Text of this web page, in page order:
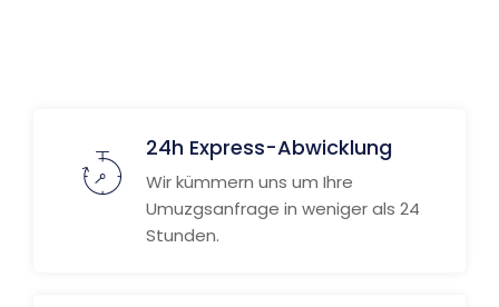
24h Express-Abwicklung
Wir kümmern uns um Ihre
Umuzgsanfrage in weniger als 24
Stunden.